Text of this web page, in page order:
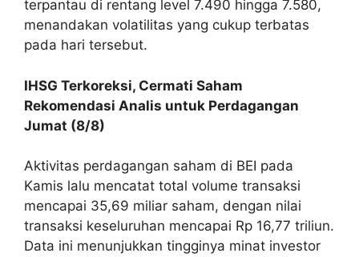
terpantau di rentang level 7.490 hingga 7.580,
menandakan volatilitas yang cukup terbatas
pada hari tersebut.
IHSG Terkoreksi, Cermati Saham
Rekomendasi Analis untuk Perdagangan
Jumat (8/8)
Aktivitas perdagangan saham di BEI pada
Kamis lalu mencatat total volume transaksi
mencapai 35,69 miliar saham, dengan nilai
transaksi keseluruhan mencapai Rp 16,77 triliun.
Data ini menunjukkan tingginya minat investor